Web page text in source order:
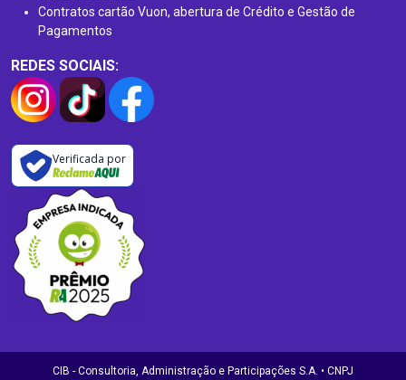
Contratos cartão Vuon, abertura de Crédito e Gestão de
Pagamentos
REDES SOCIAIS:
Verificada por
CIB - Consultoria, Administração e Participações S.A. • CNPJ